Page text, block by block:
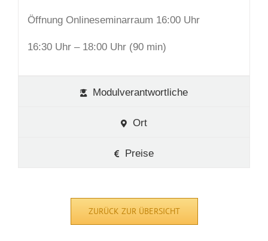
Öffnung Onlineseminarraum 16:00 Uhr
16:30 Uhr – 18:00 Uhr (90 min)
Modulverantwortliche
Ort
Preise
ZURÜCK ZUR ÜBERSICHT